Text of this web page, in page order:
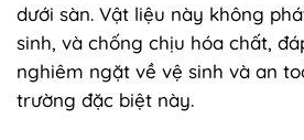
dưới sàn. Vật liệu này không
sinh, và chống chịu hóa chất,
nghiêm ngặt về vệ sinh và an
trường đặc biệt này.